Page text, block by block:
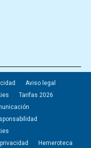
Aviso legal
Tarifas 2026
Hemeroteca